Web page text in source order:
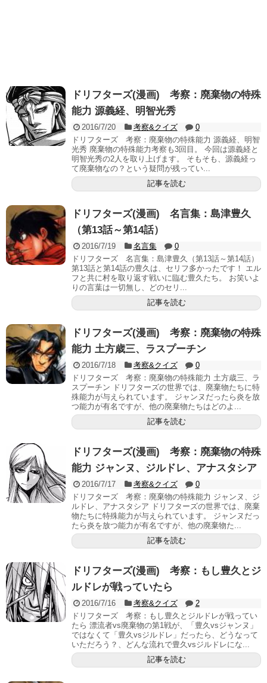
ドリフターズ(漫画) 考察：廃棄物の特殊
能力 源義経、明智光秀
2016/7/20 考察&クイズ
0
ドリフターズ 考察：廃棄物の特殊能力 源義経、明智
光秀 廃棄物の特殊能力考察も3回目。 今回は源義経と
明智光秀の2人を取り上げます。 そもそも、源義経っ
て廃棄物なの？という疑問が残ってい...
記事を読む
ドリフターズ(漫画) 名言集：島津豊久
（第13話～第14話）
2016/7/19 名言集
0
ドリフターズ 名言集：島津豊久（第13話～第14話）
第13話と第14話の豊久は、セリフ多かったです！ エル
フと共に村を取り返す戦いに臨む豊久たち。 お笑いよ
りの言葉は一切無し、どのセリ...
記事を読む
ドリフターズ(漫画) 考察：廃棄物の特殊
能力 土方歳三、ラスプーチン
2016/7/18 考察&クイズ
0
ドリフターズ 考察：廃棄物の特殊能力 土方歳三、ラ
スプーチン ドリフターズの世界では、廃棄物たちに特
殊能力が与えられています。 ジャンヌだったら炎を放
つ能力が有名ですが、他の廃棄物たちはどのよ...
記事を読む
ドリフターズ(漫画) 考察：廃棄物の特殊
能力 ジャンヌ、ジルドレ、アナスタシア
2016/7/17 考察&クイズ
0
ドリフターズ 考察：廃棄物の特殊能力 ジャンヌ、ジ
ルドレ、アナスタシア ドリフターズの世界では、廃棄
物たちに特殊能力が与えられています。 ジャンヌだっ
たら炎を放つ能力が有名ですが、他の廃棄物た...
記事を読む
ドリフターズ(漫画) 考察：もし豊久とジ
ルドレが戦っていたら
2016/7/16 考察&クイズ
2
ドリフターズ 考察：もし豊久とジルドレが戦ってい
たら 漂流者vs廃棄物の第1戦が、「豊久vsジャンヌ」
ではなくて「豊久vsジルドレ」だったら、どうなって
いただろう？、どんな流れで豊久vsジルドレにな...
記事を読む